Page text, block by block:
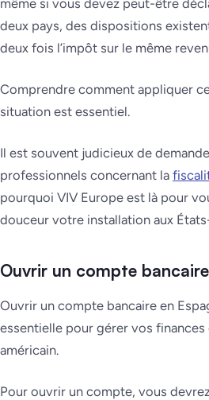
deux pays, des dispositions
deux fois l’impôt sur le même
Comprendre comment appliquer
situation est essentiel.
Il est souvent judicieux de
professionnels concernant la
pourquoi VIV Europe est là pour
douceur votre installation aux
Ouvrir un compte
Ouvrir un compte bancaire en
essentielle pour gérer vos finances
américain.
Pour ouvrir un compte, vous